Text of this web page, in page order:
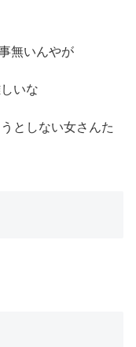
無いんやが
いな
としない女さんた